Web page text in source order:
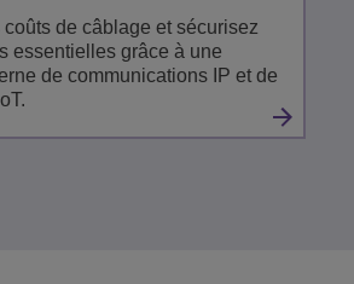
coûts de câblage et sécurisez
essentielles grâce à une
de communications IP et de